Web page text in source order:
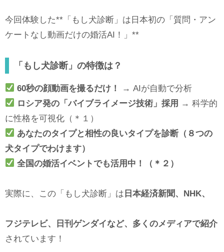
今回体験した**「もし犬診断」は日本初の「質問・アン
ケートなし動画だけの婚活AI！」**
「もし犬診断」の特徴は？
60秒の顔動画を撮るだけ！
→ AIが自動で分析
ロシア発の「バイブライメージ技術」採用 → 科学的
に性格を可視化（＊１）
あなたのタイプと相性の良いタイプを診断（８つの
犬タイプでわけます）
全国の婚活イベントでも活用中！
（＊２）
実際に、この「もし犬診断」は 日本経済新聞、NHK、
フジテレビ、日刊ゲンダイなど、多くのメディアで紹介
されています！